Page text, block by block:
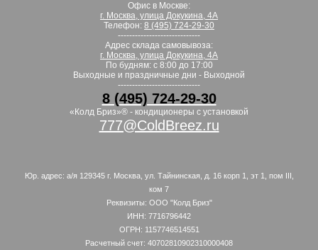
Офис в Москве:
г. Москва, улица Докукина, 4А
Телефон: 8 (495) 724-29-30
-----------------------------
Адрес склада самовывоза:
г. Москва, улица Докукина, 4А
По будням: с 8:00 до 17:00
Выходные и праздничные дни - Выходной
-----------------------------
8 (495) 724-29-30
«Колд Бриз»® - кондиционеры с установкой
777@ColdBreez.ru
Юр. адрес: а/я 129345 г. Москва, ул. Тайнинская, д. 16 корп 1, эт 1, пом III,
ком 7
Реквизиты: ООО "Колд Бриз"
ИНН: 7716796442
ОГРН: 1157746514551
Расчетный счет: 40702810902310000408